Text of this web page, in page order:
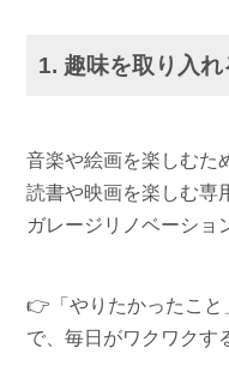
1. 趣味を取り入れ
音楽や絵画を楽しむた
読書や映画を楽しむ専
ガレージリノベーショ
👉「やりたかったこと
で、毎日がワクワクす